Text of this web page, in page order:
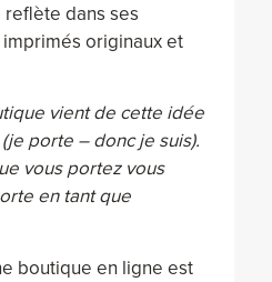
dans ses
originaux et
vient de cette idée
porte – donc je suis).
vous portez vous
en tant que
boutique en ligne est